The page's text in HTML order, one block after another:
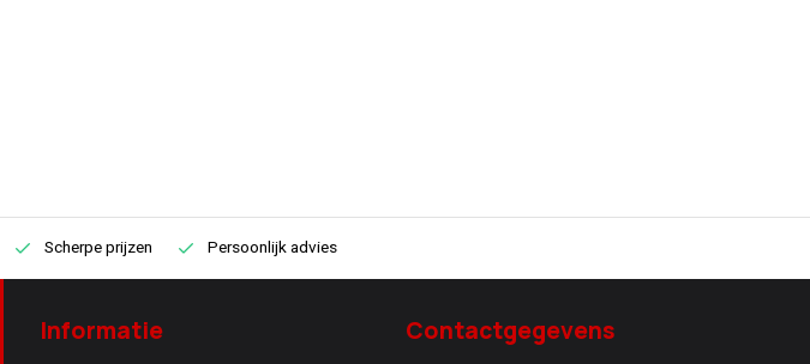
Scherpe prijzen Persoonlijk advies
Informatie Contactgegevens